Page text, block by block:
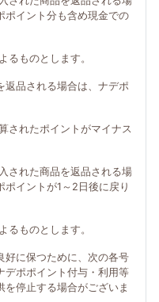
ポイント分も含め現金での
るものとします。
返品される場合は、ナデポ
されたポイントがマイナス
された商品を返品される場
イントが1～2日後に戻り
るものとします。
好に保つために、次の各号
デポポイント付与・利用等
停止する場合がございま